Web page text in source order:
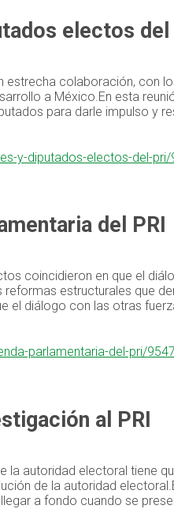
electos del
estrecha colaboración, con
a México.En esta
para darle impulso y
y-diputados-electos-del-pri/
del PRI
coincidieron en que el
estructurales que
el diálogo con las otras
parlamentaria-del-pri/9547
al PRI
la autoridad electoral tiene
de la autoridad
a fondo cuando se